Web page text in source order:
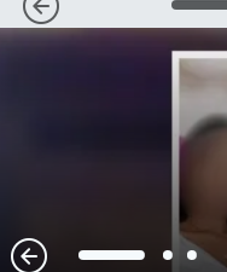
1
1 2 3